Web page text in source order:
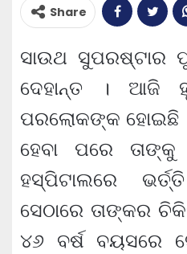
Share
ସାଉଥ ସୁପରଷ୍ଟାର
ଦେହାନ୍ତ । ଆଜି
ପରଲୋକଙ୍କ ହୋଇଛି
ହେବା ପରେ
ହସ୍ପିଟାଲରେ
ସେଠାରେ ତାଙ୍କର
୪୬ ବର୍ଷ ବୟସରେ